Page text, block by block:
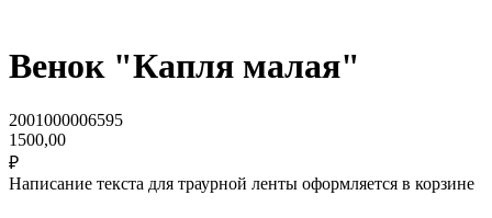
Венок "Капля малая"
2001000006595
1500,00
₽
Написание текста для траурной ленты оформляется в корзине